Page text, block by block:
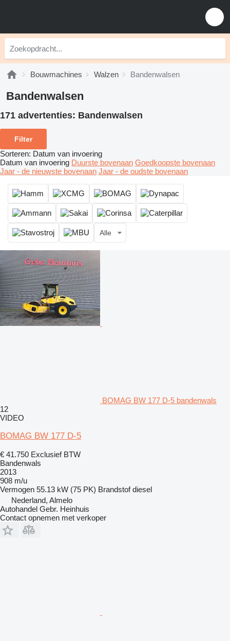
Bouwmachines Walzen Bandenwalsen
Bandenwalsen
171 advertenties: Bandenwalsen
Filter
Sorteren: Datum van invoering
Datum van invoering Duurste bovenaan Goedkoopste bovenaan
Jaar - de nieuwste bovenaan Jaar - de oudste bovenaan
Alle
BOMAG BW 177 D-5 bandenwals
12
VIDEO
BOMAG BW 177 D-5
€ 41.750 Exclusief BTW
Bandenwals
2013
908 m/u
Vermogen 55.13 kW (75 PK) Brandstof diesel
Nederland, Almelo
Autohandel Gebr. Heinhuis
Contact opnemen met verkoper